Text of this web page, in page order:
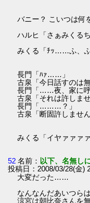
バニー？ こいつは何
ハルヒ「さぁみくる
みくる「ﾁｯ……ふ、ふ
長門「ﾊｧ……」
古泉「今日話すのは
長門「……夜、家に呼
古泉「それは許しませ
長門「………？」
古泉「断固許しません
みくる「イヤァァァ
52 名前： 以下、名無し
投稿日：2008/03/28(金)
大変だった……
なんなんだあいつら
涼宮は朝比奈さんを